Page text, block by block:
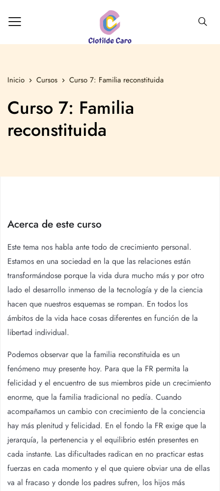
Inicio Cursos Curso 7: Familia reconstituida
Curso 7: Familia
reconstituida
Acerca de este curso
Este tema nos habla ante todo de crecimiento personal.
Estamos en una sociedad en la que las relaciones están
transformándose porque la vida dura mucho más y por otro
lado el desarrollo inmenso de la tecnología y de la ciencia
hacen que nuestros esquemas se rompan. En todos los
ámbitos de la vida hace cosas diferentes en función de la
libertad individual.
Podemos observar que la familia reconstituida es un
fenómeno muy presente hoy. Para que la FR permita la
felicidad y el encuentro de sus miembros pide un crecimiento
enorme, que la familia tradicional no pedía. Cuando
acompañamos un cambio con crecimiento de la conciencia
hay más plenitud y felicidad. En el fondo la FR exige que la
jerarquía, la pertenencia y el equilibrio estén presentes en
cada instante. Las dificultades radican en no practicar estas
fuerzas en cada momento y el que quiere obviar una de ellas
va al fracaso y donde los padres sufren, los hijos más